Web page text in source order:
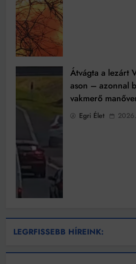
Átvágta a lezárt
ason – azonnal
vakmerő
Egri Élet
LEGRFISSEBB HÍREINK: